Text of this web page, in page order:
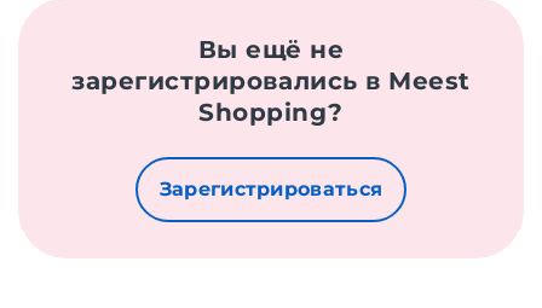
Вы ещё не
зарегистрировались в Meest
Shopping?
Зарегистрироваться